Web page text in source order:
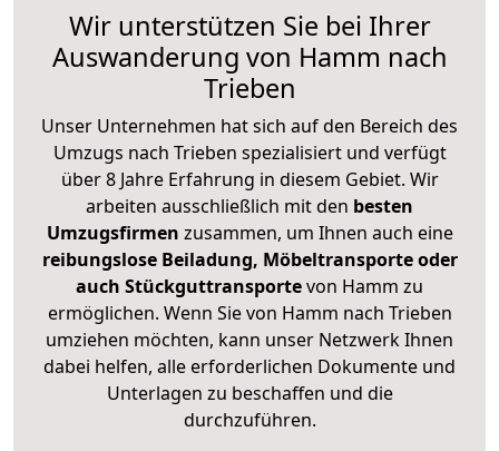
Wir unterstützen Sie bei Ihrer
Auswanderung von Hamm nach
Trieben
Unser Unternehmen hat sich auf den Bereich des
Umzugs nach Trieben spezialisiert und verfügt
über 8 Jahre Erfahrung in diesem Gebiet. Wir
arbeiten ausschließlich mit den besten
Umzugsfirmen zusammen, um Ihnen auch eine
reibungslose Beiladung, Möbeltransporte oder
auch Stückguttransportevon Hamm zu
ermöglichen. Wenn Sie von Hamm nach Trieben
umziehen möchten, kann unser Netzwerk Ihnen
dabei helfen, alle erforderlichen Dokumente und
Unterlagen zu beschaffen und die
durchzuführen.